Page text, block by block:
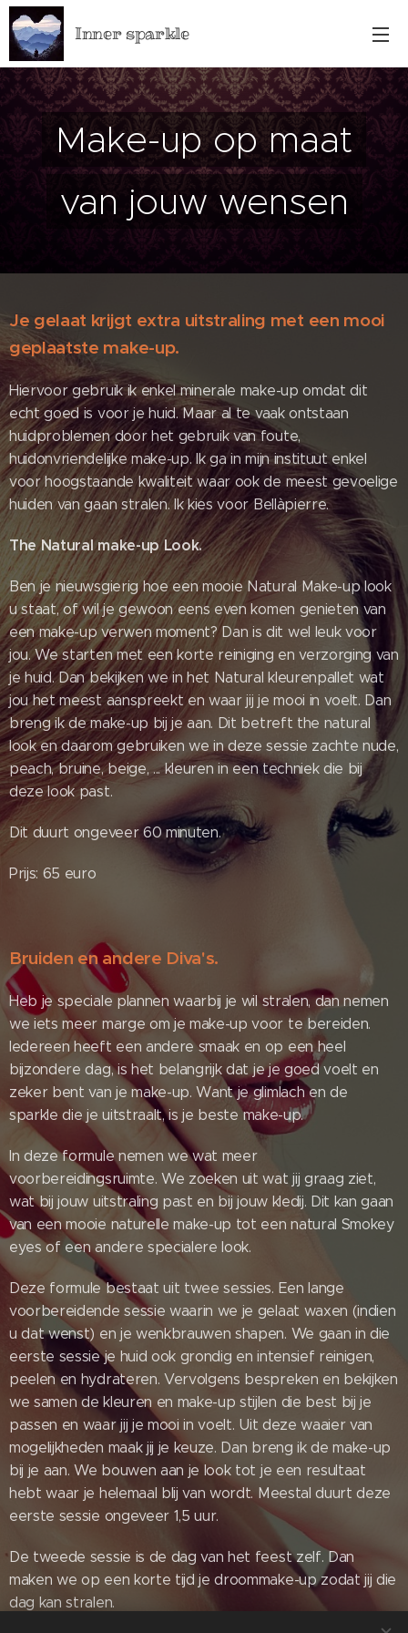
Inner sparkle
Make-up op maat
van jouw wensen
Je gelaat krijgt extra uitstraling met een mooi
geplaatste make-up.
Hiervoor gebruik ik enkel minerale make-up omdat dit
echt goed is voor je huid. Maar al te vaak ontstaan
huidproblemen door het gebruik van foute,
huidonvriendelijke make-up. Ik ga in mijn instituut enkel
voor hoogstaande kwaliteit waar ook de meest gevoelige
huiden van gaan stralen. Ik kies voor Bellàpierre.
The Natural make-up Look.
Ben je nieuwsgierig hoe een mooie Natural Make-up look
u staat, of wil je gewoon eens even komen genieten van
een make-up verwen moment? Dan is dit wel leuk voor
jou. We starten met een korte reiniging en verzorging van
je huid. Dan bekijken we in het Natural kleurenpallet wat
jou het meest aanspreekt en waar jij je mooi in voelt. Dan
breng ik de make-up bij je aan. Dit betreft the natural
look en daarom gebruiken we in deze sessie zachte nude,
peach, bruine, beige, ... kleuren in een techniek die bij
deze look past.
Dit duurt ongeveer 60 minuten.
Prijs: 65 euro
Bruiden en andere Diva's.
Heb je speciale plannen waarbij je wil stralen, dan nemen
we iets meer marge om je make-up voor te bereiden.
Iedereen heeft een andere smaak en op een heel
bijzondere dag, is het belangrijk dat je je goed voelt en
zeker bent van je make-up. Want je glimlach en de
sparkle die je uitstraalt, is je beste make-up.
In deze formule nemen we wat meer
voorbereidingsruimte. We zoeken uit wat jij graag ziet,
wat bij jouw uitstraling past en bij jouw kledij. Dit kan gaan
van een mooie naturelle make-up tot een natural Smokey
eyes of een andere specialere look.
Deze formule bestaat uit twee sessies. Een lange
voorbereidende sessie waarin we je gelaat waxen (indien
u dat wenst) en je wenkbrauwen shapen. We gaan in die
eerste sessie je huid ook grondig en intensief reinigen,
peelen en hydrateren. Vervolgens bespreken en bekijken
we samen de kleuren en make-up stijlen die best bij je
passen en waar jij je mooi in voelt. Uit deze waaier van
mogelijkheden maak jij je keuze. Dan breng ik de make-up
bij je aan. We bouwen aan je look tot je een resultaat
hebt waar je helemaal blij van wordt. Meestal duurt deze
eerste sessie ongeveer 1,5 uur.
De tweede sessie is de dag van het feest zelf. Dan
maken we op een korte tijd je droommake-up zodat jij die
dag kan stralen.